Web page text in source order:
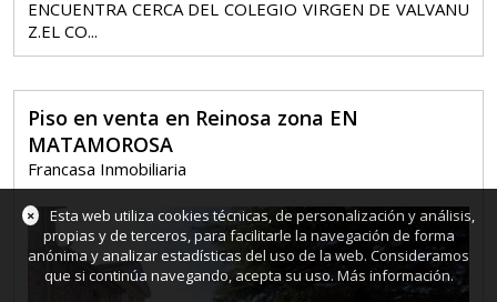
ENCUENTRA CERCA DEL COLEGIO VIRGEN DE VALVANU
Z.EL CO...
Piso en venta en Reinosa zona EN
MATAMOROSA
Francasa Inmobiliaria
×
Esta web utiliza cookies técnicas, de personalización y análisis,
propias y de terceros, para facilitarle la navegación de forma
anónima y analizar estadísticas del uso de la web. Consideramos
que si continúa navegando, acepta su uso. Más información.